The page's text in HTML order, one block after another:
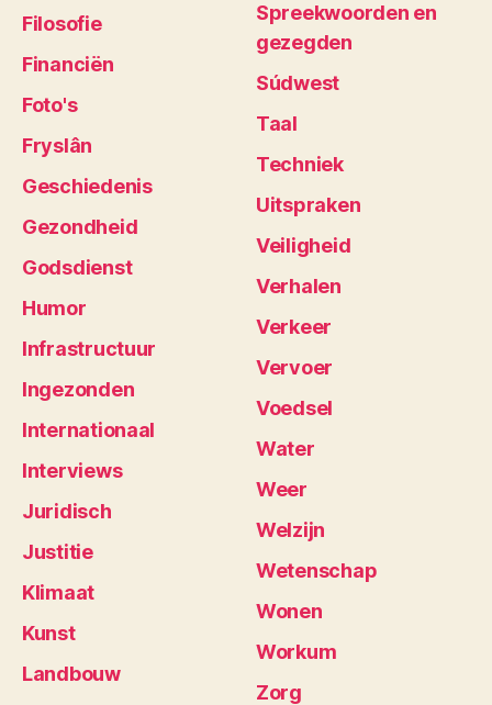
Filosofie
Financiën
Foto's
Fryslân
Geschiedenis
Gezondheid
Godsdienst
Humor
Infrastructuur
Ingezonden
Internationaal
Interviews
Juridisch
Justitie
Klimaat
Kunst
Landbouw
Spreekwoorden en
gezegden
Súdwest
Taal
Techniek
Uitspraken
Veiligheid
Verhalen
Verkeer
Vervoer
Voedsel
Water
Weer
Welzijn
Wetenschap
Wonen
Workum
Zorg